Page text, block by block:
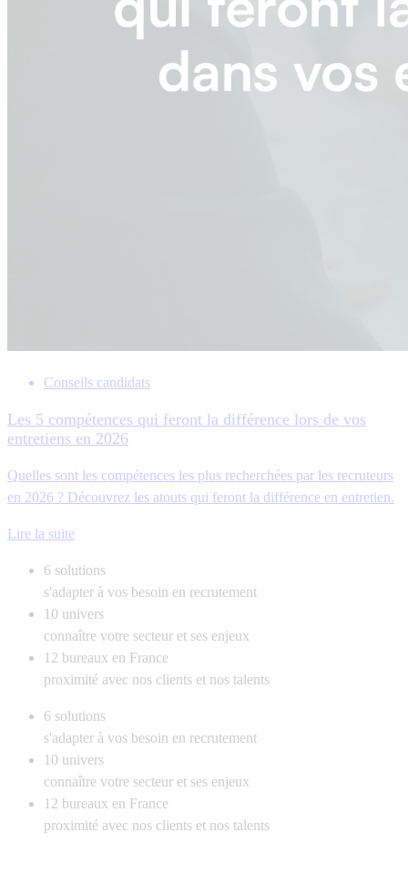
Conseils candidats
Les 5 compétences qui feront la différence lors de vos
entretiens en 2026
Quelles sont les compétences les plus recherchées par les recruteurs
en 2026 ? Découvrez les atouts qui feront la différence en entretien.
Lire la suite
6 solutions
s'adapter à vos besoin en recrutement
10 univers
connaître votre secteur et ses enjeux
12 bureaux en France
proximité avec nos clients et nos talents
6 solutions
s'adapter à vos besoin en recrutement
10 univers
connaître votre secteur et ses enjeux
12 bureaux en France
proximité avec nos clients et nos talents